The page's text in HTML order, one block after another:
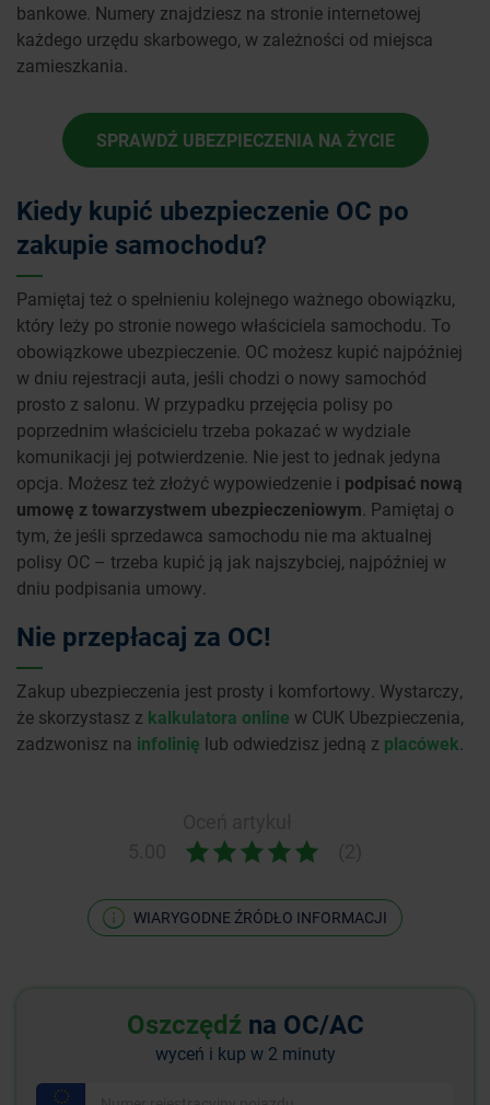
bankowe. Numery znajdziesz na stronie internetowej
każdego urzędu skarbowego, w zależności od miejsca
zamieszkania.
SPRAWDŹ UBEZPIECZENIA NA ŻYCIE
Kiedy kupić ubezpieczenie OC po
zakupie samochodu?
Pamiętaj też o spełnieniu kolejnego ważnego obowiązku,
który leży po stronie nowego właściciela samochodu. To
obowiązkowe ubezpieczenie. OC możesz kupić najpóźniej
w dniu rejestracji auta, jeśli chodzi o nowy samochód
prosto z salonu. W przypadku przejęcia polisy po
poprzednim właścicielu trzeba pokazać w wydziale
komunikacji jej potwierdzenie. Nie jest to jednak jedyna
opcja. Możesz też złożyć wypowiedzenie i podpisać nową
umowę z towarzystwem ubezpieczeniowym. Pamiętaj o
tym, że jeśli sprzedawca samochodu nie ma aktualnej
polisy OC – trzeba kupić ją jak najszybciej, najpóźniej w
dniu podpisania umowy.
Nie przepłacaj za OC!
Zakup ubezpieczenia jest prosty i komfortowy. Wystarczy,
że skorzystasz z kalkulatora online w CUK Ubezpieczenia,
zadzwonisz na infolinię lub odwiedzisz jedną z placówek.
WIARYGODNE ŹRÓDŁO INFORMACJI
Oszczędź na OC/AC
wyceń i kup w 2 minuty